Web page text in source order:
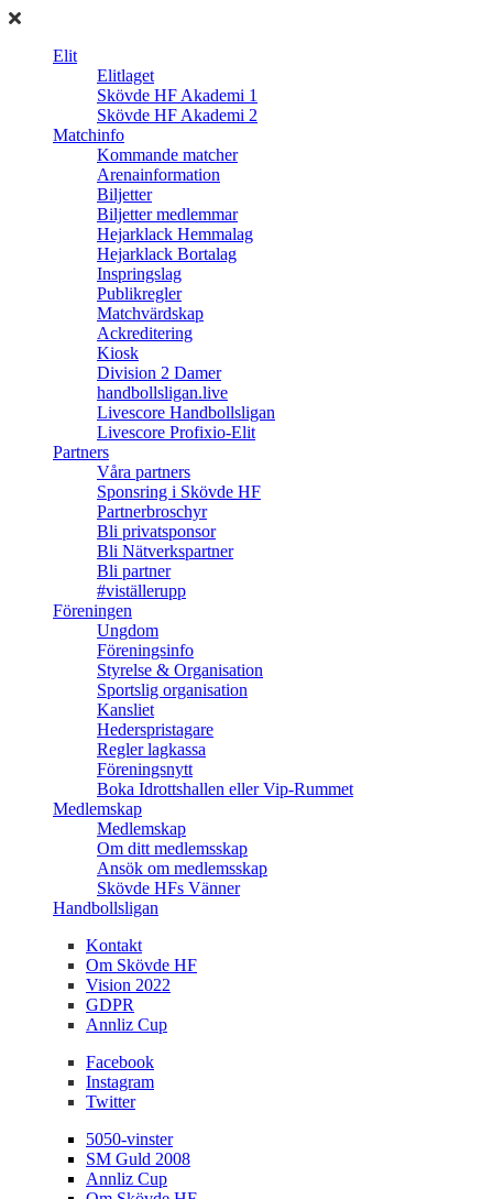
Elit
Elitlaget
Skövde HF Akademi 1
Skövde HF Akademi 2
Matchinfo
Kommande matcher
Arenainformation
Biljetter
Biljetter medlemmar
Hejarklack Hemmalag
Hejarklack Bortalag
Inspringslag
Publikregler
Matchvärdskap
Ackreditering
Kiosk
Division 2 Damer
handbollsligan.live
Livescore Handbollsligan
Livescore Profixio-Elit
Partners
Våra partners
Sponsring i Skövde HF
Partnerbroschyr
Bli privatsponsor
Bli Nätverkspartner
Bli partner
#viställerupp
Föreningen
Ungdom
Föreningsinfo
Styrelse & Organisation
Sportslig organisation
Kansliet
Hederspristagare
Regler lagkassa
Föreningsnytt
Boka Idrottshallen eller Vip-Rummet
Medlemskap
Medlemskap
Om ditt medlemsskap
Ansök om medlemsskap
Skövde HFs Vänner
Handbollsligan
Kontakt
Om Skövde HF
Vision 2022
GDPR
Annliz Cup
Facebook
Instagram
Twitter
5050-vinster
SM Guld 2008
Annliz Cup